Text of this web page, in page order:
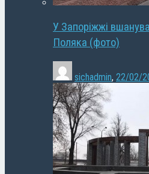
У Запоріжжі
Поляка (фото)
sichadmin, 22/02/